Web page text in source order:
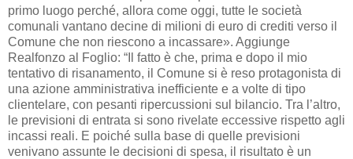
primo luogo perché, allora come oggi, tutte le società
comunali vantano decine di milioni di euro di crediti verso il
Comune che non riescono a incassare». Aggiunge
Realfonzo al Foglio: “Il fatto è che, prima e dopo il mio
tentativo di risanamento, il Comune si è reso protagonista di
una azione amministrativa inefficiente e a volte di tipo
clientelare, con pesanti ripercussioni sul bilancio. Tra l’altro,
le previsioni di entrata si sono rivelate eccessive rispetto agli
incassi reali. E poiché sulla base di quelle previsioni
venivano assunte le decisioni di spesa, il risultato è un